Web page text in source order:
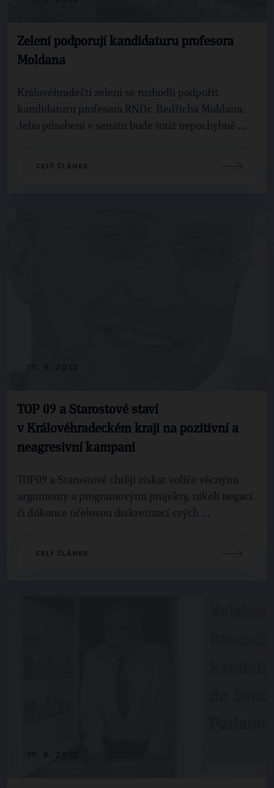
Zelení podporují kandidaturu profesora
Moldana
Královéhradečtí zelení se rozhodli podpořit
kandidaturu profesora RNDr. Bedřicha Moldana.
Jeho působení v senátu bude totiž nepochybně ...
CELÝ ČLÁNEK
TOP 09 a Starostové staví
v Královéhradeckém kraji na pozitivní a
neagresivní kampani
TOP09 a Starostové chtějí získat voliče věcnými
argumenty a programovými projekty, nikoli negací
či dokonce účelovou diskretizací svých ...
CELÝ ČLÁNEK